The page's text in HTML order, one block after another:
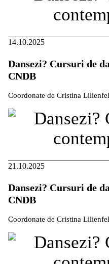
14.10.2025
Dansezi? Cursuri de
CNDB
Coordonate de Cristina
21.10.2025
Dansezi? Cursuri de
CNDB
Coordonate de Cristina